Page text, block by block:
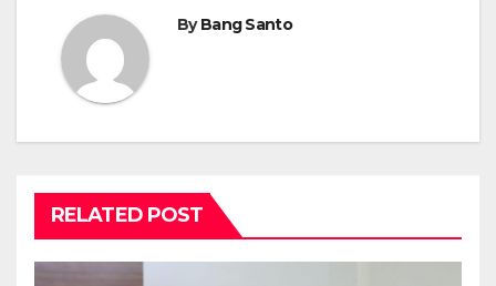
ByBang Santo
RELATED POST